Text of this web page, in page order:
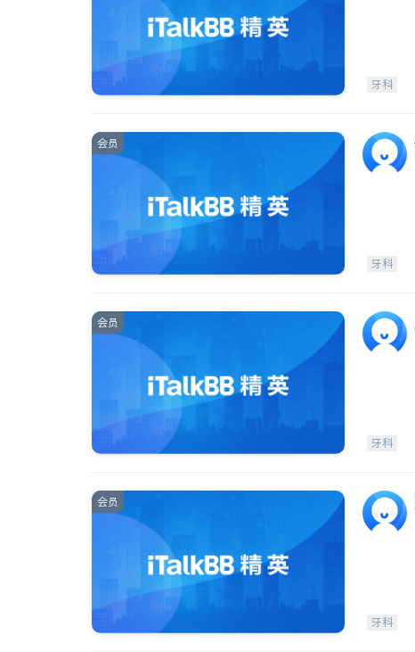
牙科
会员
牙科
会员
牙科
会员
牙科